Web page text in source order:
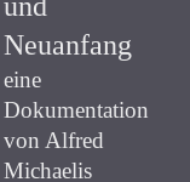
und
Neuanfang
eine
Dokumentation
von Alfred
Michaelis